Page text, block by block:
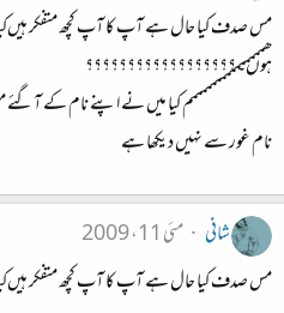
مس صدف کیا حال ہے آپ کا آپ کچھ متفکر
ہوں۔؟؟؟؟؟؟؟؟؟؟؟؟؟؟؟؟؟؟
ھمممممممممممممممم کیا میں نے اپنے نام
نام غور سے نہیں دیکھا ہے
شانی
مئی 11، 2009
مس صدف کیا حال ہے آپ کا آپ کچھ متفکر